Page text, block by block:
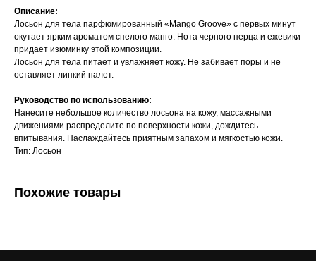
Описание:
Лосьон для тела парфюмированный «Mango Groove» с первых минут
окутает ярким ароматом спелого манго. Нота черного перца и ежевики
придает изюминку этой композиции.
Лосьон для тела питает и увлажняет кожу. Не забивает поры и не
оставляет липкий налет.
Руководство по использованию:
Нанесите небольшое количество лосьона на кожу, массажными
движениями распределите по поверхности кожи, дождитесь
впитывания. Наслаждайтесь приятным запахом и мягкостью кожи.
Тип: Лосьон
Похожие товары